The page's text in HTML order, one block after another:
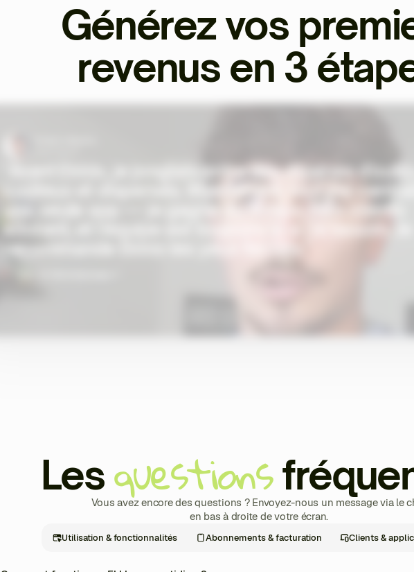
Générez vos
revenus en 3
"Avant Ekklo, je jonglais entre des dizaines d'outils
coûteux et dispersés. Maintenant, tout est
une seule app — je gagne du temps, mes clients
recommande Ekklo les yeux fermés."
Les questions
Vous avez encore des questions ? Envoyez-nous un message via le
en bas à droite de votre écran.
Utilisation & fonctionnalités Abonnements & facturation Clients &